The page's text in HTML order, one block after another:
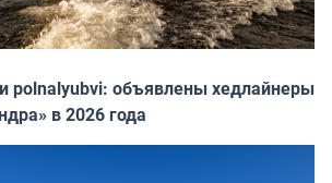
polnalyubvi: объявлены хедлайнеры
в 2026 года